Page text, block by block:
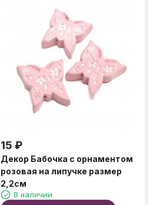
15 ₽
Декор Бабочка с орнаментом
розовая на липучке размер
2,2см
В наличии